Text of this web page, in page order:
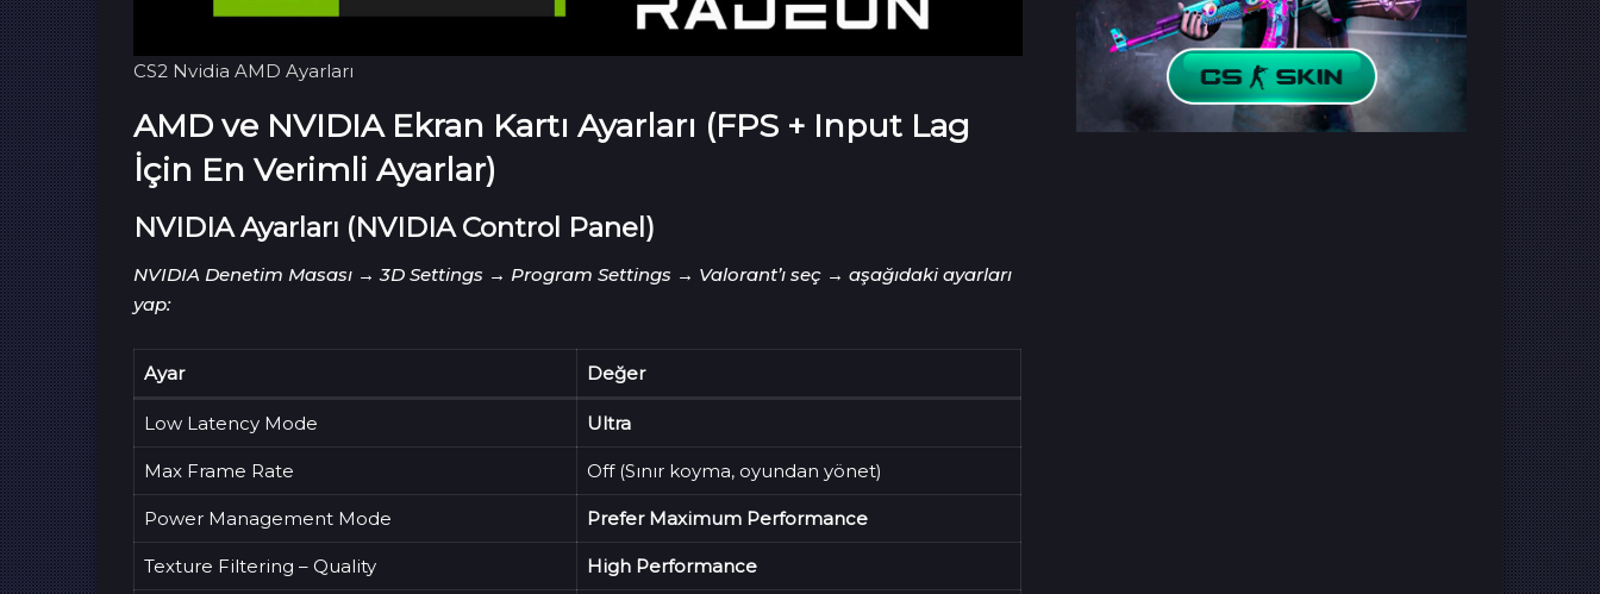
CS2 Nvidia AMD Ayarları
AMD ve NVIDIA Ekran Kartı Ayarları (FPS + Input Lag
İçin En Verimli Ayarlar)
NVIDIA Ayarları (NVIDIA Control Panel)
NVIDIA Denetim Masası → 3D Settings → Program Settings → Valorant’ı seç → aşağıdaki ayarları
yap:
Ayar Değer
Low Latency Mode Ultra
Max Frame Rate Off (Sınır koyma, oyundan yönet)
Power Management Mode Prefer Maximum Performance
Texture Filtering – Quality High Performance